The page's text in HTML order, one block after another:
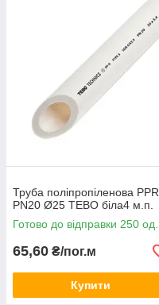
Труба поліпропіленова PPR
PN20 Ø25 TEBO біла4 м.п.
Готово до відправки 250 од.
65,60 ₴/пог.м
Купити